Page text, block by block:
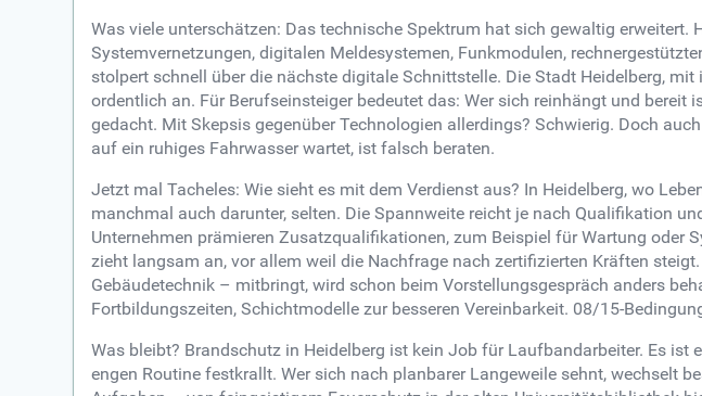
Was viele unterschätzen: Das technische Spektrum hat sich gewaltig
Systemvernetzungen, digitalen Meldesystemen, Funkmodulen,
stolpert schnell über die nächste digitale Schnittstelle. Die Stadt Heidelberg,
ordentlich an. Für Berufseinsteiger bedeutet das: Wer sich reinhängt und
gedacht. Mit Skepsis gegenüber Technologien allerdings? Schwierig. Doch
auf ein ruhiges Fahrwasser wartet, ist falsch beraten.
Jetzt mal Tacheles: Wie sieht es mit dem Verdienst aus? In Heidelberg, wo
manchmal auch darunter, selten. Die Spannweite reicht je nach Qualifikation
Unternehmen prämieren Zusatzqualifikationen, zum Beispiel für Wartung oder
zieht langsam an, vor allem weil die Nachfrage nach zertifizierten Kräften
Gebäudetechnik – mitbringt, wird schon beim Vorstellungsgespräch anders
Fortbildungszeiten, Schichtmodelle zur besseren Vereinbarkeit. 08/15-
Was bleibt? Brandschutz in Heidelberg ist kein Job für Laufbandarbeiter. Es
engen Routine festkrallt. Wer sich nach planbarer Langeweile sehnt, wechselt